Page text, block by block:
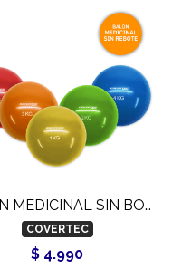
BALON MEDICINAL SIN BOTE COVERTEC
COVERTEC
$ 4.990